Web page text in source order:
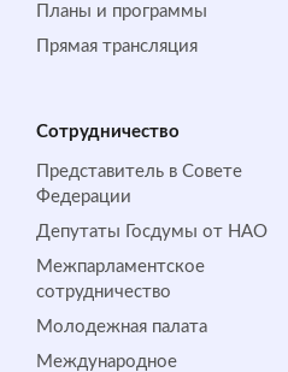
Планы и программы
Прямая трансляция
Сотрудничество
Представитель в Совете
Федерации
Депутаты Госдумы от НАО
Межпарламентское
сотрудничество
Молодежная палата
Международное